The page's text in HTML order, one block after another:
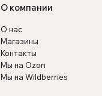
О компании
О нас
Магазины
Контакты
Мы на Ozon
Мы на Wildberries